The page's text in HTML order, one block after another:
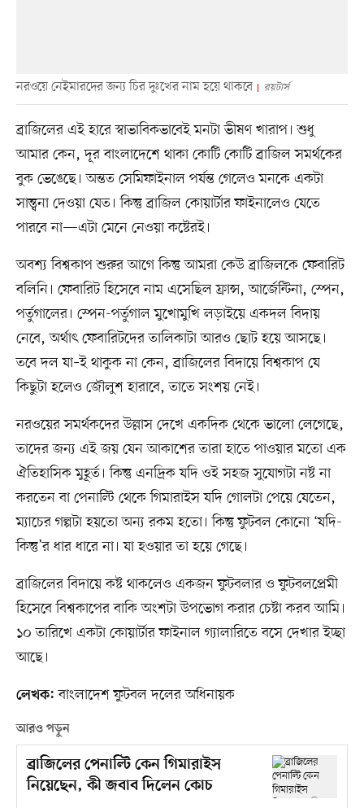
নরওয়ে নেইমারদের জন্য চির দুঃখের নাম হয়ে থাকবে রয়টার্স
ব্রাজিলের এই হারে স্বাভাবিকভাবেই মনটা ভীষণ খারাপ। শুধু
আমার কেন, দূর বাংলাদেশে থাকা কোটি কোটি ব্রাজিল সমর্থকের
বুক ভেঙেছে। অন্তত সেমিফাইনাল পর্যন্ত গেলেও মনকে একটা
সান্ত্বনা দেওয়া যেত। কিন্তু ব্রাজিল কোয়ার্টার ফাইনালেও যেতে
পারবে না—এটা মেনে নেওয়া কষ্টেরই।
অবশ্য বিশ্বকাপ শুরুর আগে কিন্তু আমরা কেউ ব্রাজিলকে ফেবারিট
বলিনি। ফেবারিট হিসেবে নাম এসেছিল ফ্রান্স, আর্জেন্টিনা, স্পেন,
পর্তুগালের। স্পেন-পর্তুগাল মুখোমুখি লড়াইয়ে একদল বিদায়
নেবে, অর্থাৎ ফেবারিটদের তালিকাটা আরও ছোট হয়ে আসছে।
তবে দল যা–ই থাকুক না কেন, ব্রাজিলের বিদায়ে বিশ্বকাপ যে
কিছুটা হলেও জৌলুশ হারাবে, তাতে সংশয় নেই।
নরওয়ের সমর্থকদের উল্লাস দেখে একদিক থেকে ভালো লেগেছে,
তাদের জন্য এই জয় যেন আকাশের তারা হাতে পাওয়ার মতো এক
ঐতিহাসিক মুহূর্ত। কিন্তু এনদ্রিক যদি ওই সহজ সুযোগটা নষ্ট না
করতেন বা পেনাল্টি থেকে গিমারাইস যদি গোলটা পেয়ে যেতেন,
ম্যাচের গল্পটা হয়তো অন্য রকম হতো। কিন্তু ফুটবল কোনো ‘যদি-
কিন্তু’র ধার ধারে না। যা হওয়ার তা হয়ে গেছে।
ব্রাজিলের বিদায়ে কষ্ট থাকলেও একজন ফুটবলার ও ফুটবলপ্রেমী
হিসেবে বিশ্বকাপের বাকি অংশটা উপভোগ করার চেষ্টা করব আমি।
১০ তারিখে একটা কোয়ার্টার ফাইনাল গ্যালারিতে বসে দেখার ইচ্ছা
আছে।
লেখক: বাংলাদেশ ফুটবল দলের অধিনায়ক
আরও পড়ুন
ব্রাজিলের পেনাল্টি কেন গিমারাইস
নিয়েছেন, কী জবাব দিলেন কোচ